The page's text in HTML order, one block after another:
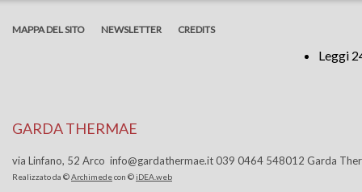
Leggi
MAPPA DEL SITO NEWSLETTER CREDITS
GARDA THERMAE
via Linfano, 52 Arco info@gardathermae.it 039 0464 548012 Garda
Realizzato da ©Archimedecon ©iDEA.web